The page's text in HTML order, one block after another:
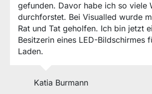
gefunden. Davor habe ich so viele
durchforstet. Bei Visualled wurde
Rat und Tat geholfen. Ich bin jetzt
Besitzerin eines LED-Bildschirmes
Laden.
Katia Burmann